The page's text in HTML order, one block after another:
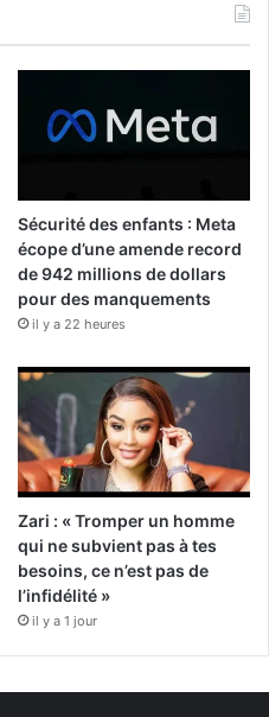
Sécurité des enfants : Meta
écope d’une amende record
de 942 millions de dollars
pour des manquements
il y a 22 heures
Zari : « Tromper un homme
qui ne subvient pas à tes
besoins, ce n’est pas de
l’infidélité »
il y a 1 jour